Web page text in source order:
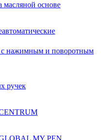
основе
с нажимным и поворотным
ручек
MY PEN